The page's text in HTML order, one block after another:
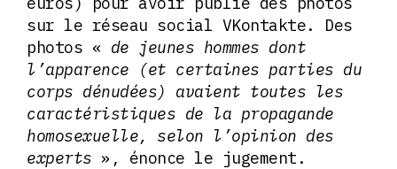
sur le réseau social VKontakte. Des
photos « de jeunes hommes dont
l’apparence (et certaines parties du
corps dénudées) avaient toutes les
caractéristiques de la propagande
homosexuelle, selon l’opinion des
experts », énonce le jugement.